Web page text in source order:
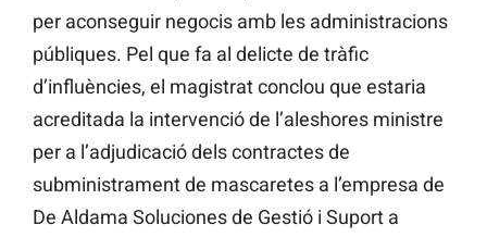
per aconseguir negocis amb les administracions
públiques. Pel que fa al delicte de tràfic
d’influències, el magistrat conclou que estaria
acreditada la intervenció de l’aleshores ministre
per a l’adjudicació dels contractes de
subministrament de mascaretes a l’empresa de
De Aldama Soluciones de Gestió i Suport a